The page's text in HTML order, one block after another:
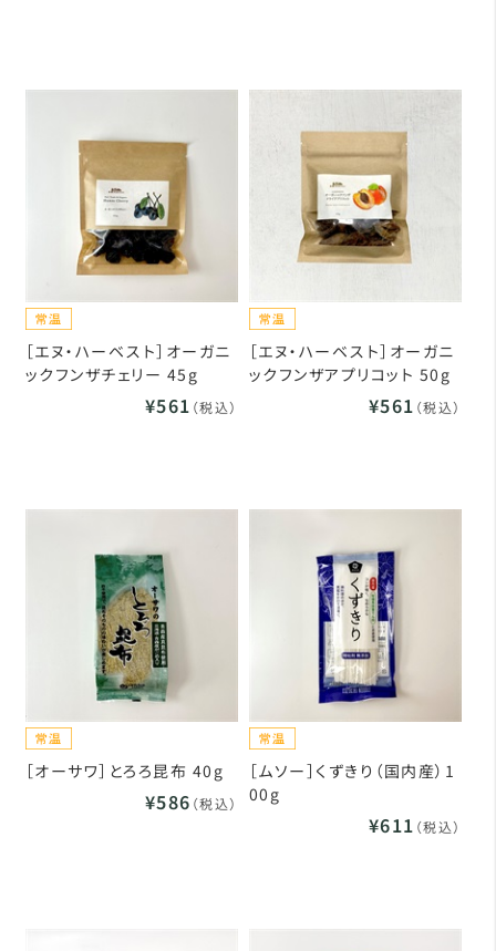
［エヌ・ハーベスト］オーガニ
ックフンザチェリー 45g
¥561 （税込）
［エヌ・ハーベスト］オーガニ
ックフンザアプリコット 50g
¥561 （税込）
［オーサワ］とろろ昆布 40g
¥586 （税込）
［ムソー］くずきり（国内産）1
00g
¥611 （税込）